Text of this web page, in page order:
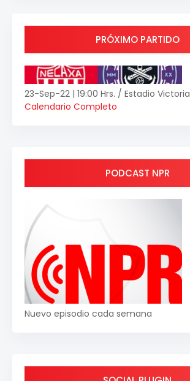
PRÓXIMO PARTIDO
23-Sep-22 | 19:00 Hrs. / Estadio Victoria
Calendario Completo
PODCAST NPR
Nuevo episodio cada semana